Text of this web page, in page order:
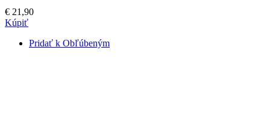
€ 21,90
Kúpiť
Pridať k Obľúbeným